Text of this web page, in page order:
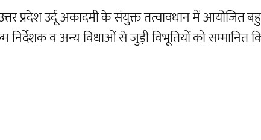
प्रदेश उर्दू अकादमी के संयुक्त तत्वावधान में आयोजित
निर्देशक व अन्य विधाओं से जुड़ी विभूतियों को सम्मानित